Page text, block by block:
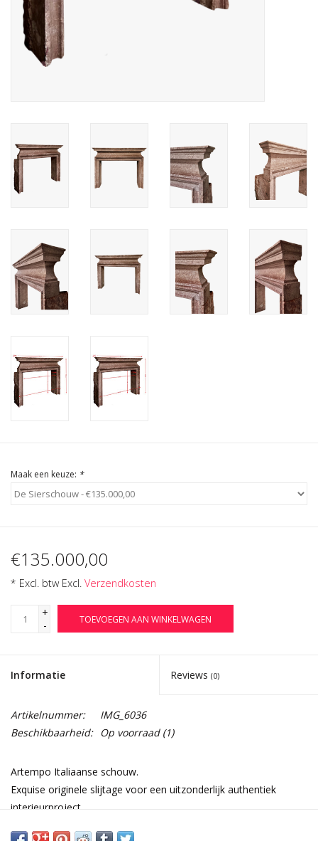
Outlet
Tevreden Klanten
AI-Ready Database
Login
Maak een keuze: *
€135.000,00
* Excl. btw Excl. Verzendkosten
+
-
TOEVOEGEN AAN WINKELWAGEN
Informatie Reviews (0)
Artikelnummer:
IMG_6036
Beschikbaarheid: Op voorraad(1)
Artempo Italiaanse schouw.
Exquise originele slijtage voor een uitzonderlijk authentiek
interieurproject.